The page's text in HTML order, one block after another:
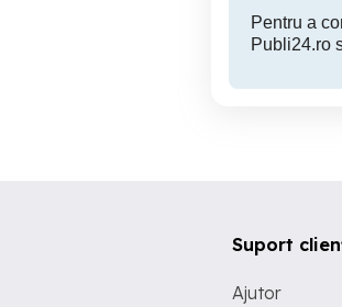
Pentru a
Publi24.ro
Suport
Ajutor